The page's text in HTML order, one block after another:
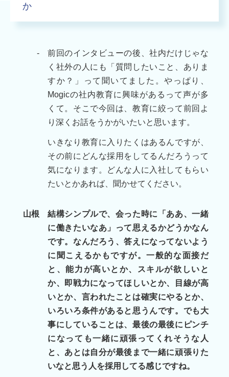
か
-
前回のインタビューの後、社内だけじゃな
く社外の人にも「質問したいこと、ありま
すか？」って聞いてました。やっぱり、
Mogicの社内教育に興味があるって声が多
くて。そこで今回は、教育に絞って前回よ
り深くお話をうかがいたいと思います。
いきなり教育に入りたくはあるんですが、
その前にどんな採用をしてるんだろうって
気になります。どんな人に入社してもらい
たいとかあれば、聞かせてください。
山根
結構シンプルで、会った時に「ああ、一緒
に働きたいなあ」って思えるかどうかなん
です。なんだろう、答えになってないよう
に聞こえるかもですが。一般的な面接だ
と、能力が高いとか、スキルが欲しいと
か、即戦力になってほしいとか、目線が高
いとか、言われたことは確実にやるとか、
いろいろ条件があると思うんです。でも大
事にしていることは、最後の最後にピンチ
になっても一緒に頑張ってくれそうな人
と、あとは自分が最後まで一緒に頑張りた
いなと思う人を採用してる感じですね。